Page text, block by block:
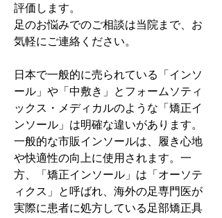
評価します。
足のお悩みでのご相談は当院まで、お
気軽にご連絡ください。
日本で一般的に売られている「インソ
ール」や「中敷き」とフォームソティ
ックス・メディカルのような「矯正イ
ンソール」は明確な違いがあります。
一般的な市販インソールは、履き心地
や快適性の向上に使用されます。一
方、「矯正インソール」は「オーソテ
ィクス」と呼ばれ、海外の足専門医が
実際に患者に処方している足部矯正具